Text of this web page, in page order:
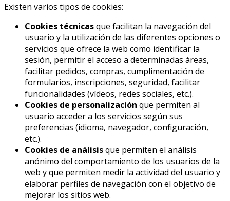
Existen varios tipos de cookies:
Cookies técnicasque facilitan la navegación del
usuario y la utilización de las diferentes opciones o
servicios que ofrece la web como identificar la
sesión, permitir el acceso a determinadas áreas,
facilitar pedidos, compras, cumplimentación de
formularios, inscripciones, seguridad, facilitar
funcionalidades (vídeos, redes sociales, etc.).
Cookies de personalización que permiten al
usuario acceder a los servicios según sus
preferencias (idioma, navegador, configuración,
etc.).
Cookies de análisisque permiten el análisis
anónimo del comportamiento de los usuarios de la
web y que permiten medir la actividad del usuario y
elaborar perfiles de navegación con el objetivo de
mejorar los sitios web.